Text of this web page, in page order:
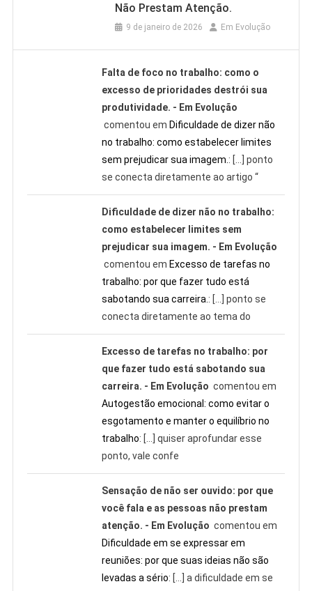
Não Prestam Atenção.
9 de janeiro de 2026 Em Evolução
Falta de foco no trabalho: como o
excesso de prioridades destrói sua
produtividade. - Em Evolução
comentou emDificuldade de dizer não
no trabalho: como estabelecer limites
sem prejudicar sua imagem. : […] ponto
se conecta diretamente ao artigo “
Dificuldade de dizer não no trabalho:
como estabelecer limites sem
prejudicar sua imagem. - Em Evolução
comentou emExcesso de tarefas no
trabalho: por que fazer tudo está
sabotando sua carreira. : […] ponto se
conecta diretamente ao tema do
Excesso de tarefas no trabalho: por
que fazer tudo está sabotando sua
carreira. - Em Evolução comentou em
Autogestão emocional: como evitar o
esgotamento e manter o equilíbrio no
trabalho: […] quiser aprofundar esse
ponto, vale confe
Sensação de não ser ouvido: por que
você fala e as pessoas não prestam
atenção. - Em Evolução comentou em
Dificuldade em se expressar em
reuniões: por que suas ideias não são
levadas a sério: […] a dificuldade em se